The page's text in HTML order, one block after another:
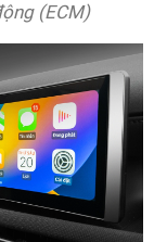
(ECM)